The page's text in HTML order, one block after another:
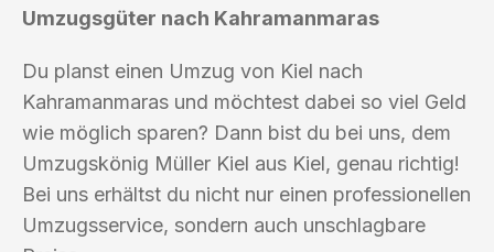
Umzugsgüter nach Kahramanmaras
Du planst einen Umzug von Kiel nach
Kahramanmaras und möchtest dabei so viel Geld
wie möglich sparen? Dann bist du bei uns, dem
Umzugskönig Müller Kiel aus Kiel, genau richtig!
Bei uns erhältst du nicht nur einen professionellen
Umzugsservice, sondern auch unschlagbare